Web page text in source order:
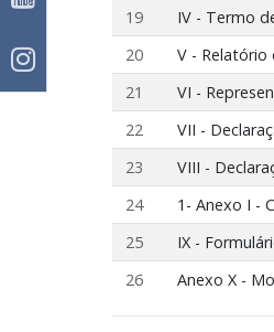
19
IV - Termo
20
V - Relatório
21
VI -
22
VII -
23
VIII -
24
1- Anexo I -
25
IX -
26
Anexo X -